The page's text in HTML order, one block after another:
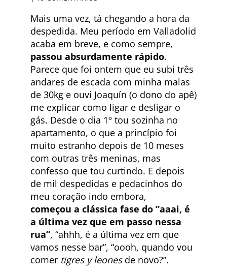
Mais uma vez, tá chegando a hora da
despedida. Meu período em Valladolid
acaba em breve, e como sempre,
passou absurdamente rápido.
Parece que foi ontem que eu subi três
andares de escada com minha malas
de 30kg e ouvi Joaquín (o dono do apê)
me explicar como ligar e desligar o
gás. Desde o dia 1º tou sozinha no
apartamento, o que a princípio foi
muito estranho depois de 10 meses
com outras três meninas, mas
confesso que tou curtindo. E depois
de mil despedidas e pedacinhos do
meu coração indo embora,
começou a clássica fase do “aaai, é
a última vez que em passo nessa
rua”, “ahhh, é a última vez em que
vamos nesse bar”, “oooh, quando vou
comer tigres y leonesde novo?”.